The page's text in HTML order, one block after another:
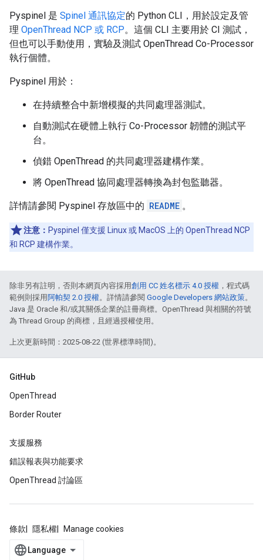
Pyspinel 是 Spinel 通訊協定的 Python CLI，用於設定及管
理 OpenThread NCP 或 RCP。這個 CLI 主要用於 CI 測試，
但也可以手動使用，實驗及測試 OpenThread Co-Processor
執行個體。
Pyspinel 用於：
在持續整合中新增模擬的共同處理器測試。
自動測試在硬體上執行 Co-Processor 韌體的測試平
台。
偵錯 OpenThread 的共同處理器建構作業。
將 OpenThread 協同處理器轉換為封包監聽器。
詳情請參閱 Pyspinel 存放區中的 README 。
注意： Pyspinel 僅支援 Linux 或 MacOS 上的 OpenThread NCP
和 RCP 建構作業。
除非另有註明，否則本網頁內容採用創用 CC 姓名標示 4.0 授權 ，程式碼
範例則採用 阿帕契 2.0 授權。詳情請參閱 Google Developers 網站政策。
Java 是 Oracle 和/或其關係企業的註冊商標。OpenThread 與相關的符號
為 Thread Group 的商標，且經過授權使用。
上次更新時間：2025-08-22 (世界標準時間)。
GitHub
OpenThread
Border Router
支援服務
錯誤報表與功能要求
OpenThread 討論區
條款 隱私權 Manage cookies